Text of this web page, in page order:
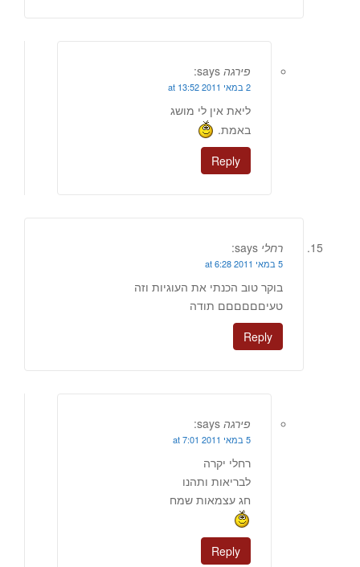
פירגה says:
2 במאי 2011 at 13:52
ליאת אין לי מושג
באמת.
Reply
רחלי says:
5 במאי 2011 at 6:28
בוקר טוב הכנתי את העוגיות וזה
טעיםםםםםם תודה
Reply
פירגה says:
5 במאי 2011 at 7:01
רחלי יקרה
לבריאות ותהנו
חג עצמאות שמח
Reply